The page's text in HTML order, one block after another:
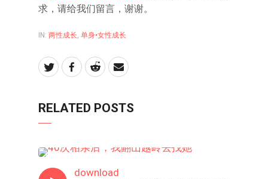
求，请给我们留言，谢谢。
IN: 两性成长 单身•女性成长
RELATED POSTS
download